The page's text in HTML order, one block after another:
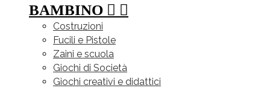
BAMBINO  
Costruzioni
Fucili e Pistole
Zaini e scuola
Giochi di Società
Giochi creativi e didattici